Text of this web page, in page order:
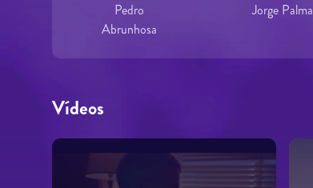
Pedro
Abrunhosa
Jorge Palma
Vídeos